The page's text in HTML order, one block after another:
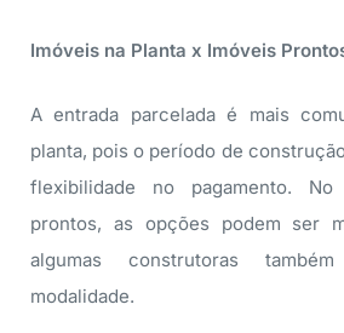
Imóveis na Planta x Imóveis
A entrada parcelada é mais
planta, pois o período de
flexibilidade no pagamento.
prontos, as opções podem ser
algumas construtoras
modalidade.